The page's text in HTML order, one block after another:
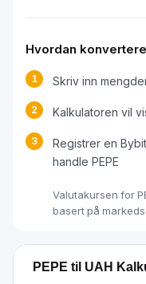
Hvordan konvertere
1 Skriv inn
2 Kalkulatoren vil
3
Registrer en
handle PEPE
Valutakursen for
basert på
PEPE til UAH